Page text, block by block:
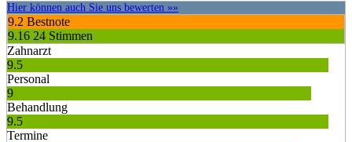
Hier können auch Sie uns bewerten »»
9.2 Bestnote
9.16 24 Stimmen
Zahnarzt
9.5
Personal
9
Behandlung
9.5
Termine